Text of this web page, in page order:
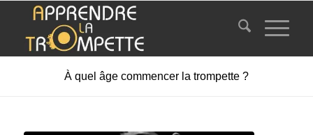
À quel âge commencer la trompette ?